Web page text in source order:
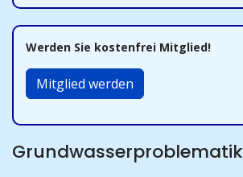
Werden Sie kostenfrei Mitglied!
Mitglied werden
Grundwasserproblematik